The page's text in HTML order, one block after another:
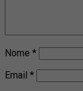
Nome *
Email *